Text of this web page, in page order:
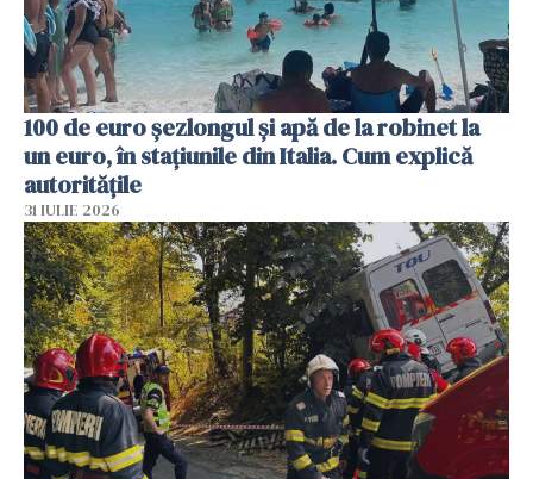
100 de euro șezlongul și apă de la robinet la
un euro, în stațiunile din Italia. Cum explică
autoritățile
31 IULIE 2026